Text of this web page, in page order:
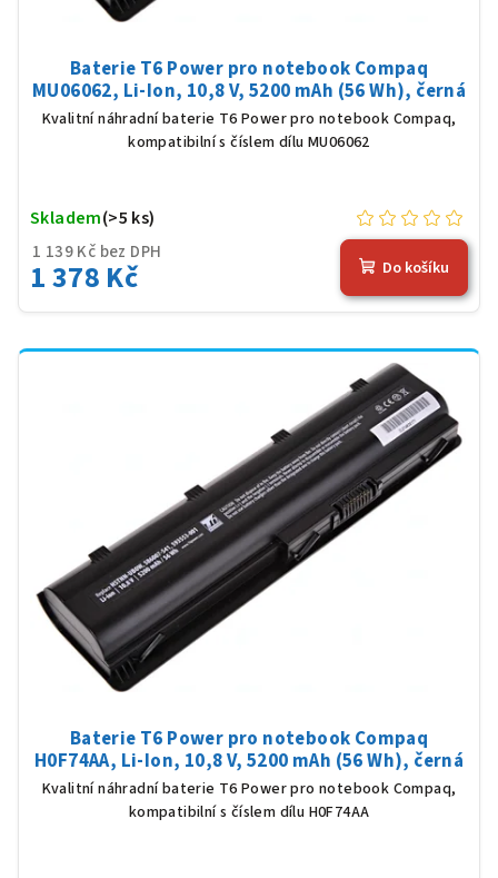
Baterie T6 Power pro notebook Compaq
MU06062, Li-Ion, 10,8 V, 5200 mAh (56 Wh), černá
Kvalitní náhradní baterie T6 Power pro notebook Compaq,
kompatibilní s číslem dílu MU06062
1 139 Kč bez DPH
1 378 Kč
Skladem(>5 ks)
Do košíku
Baterie T6 Power pro notebook Compaq
H0F74AA, Li-Ion, 10,8 V, 5200 mAh (56 Wh), černá
Kvalitní náhradní baterie T6 Power pro notebook Compaq,
kompatibilní s číslem dílu H0F74AA